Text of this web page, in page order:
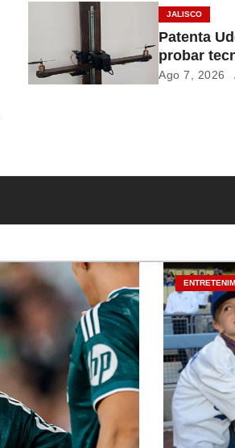
JALISCO
Patenta
probar
Ago 7, 2026